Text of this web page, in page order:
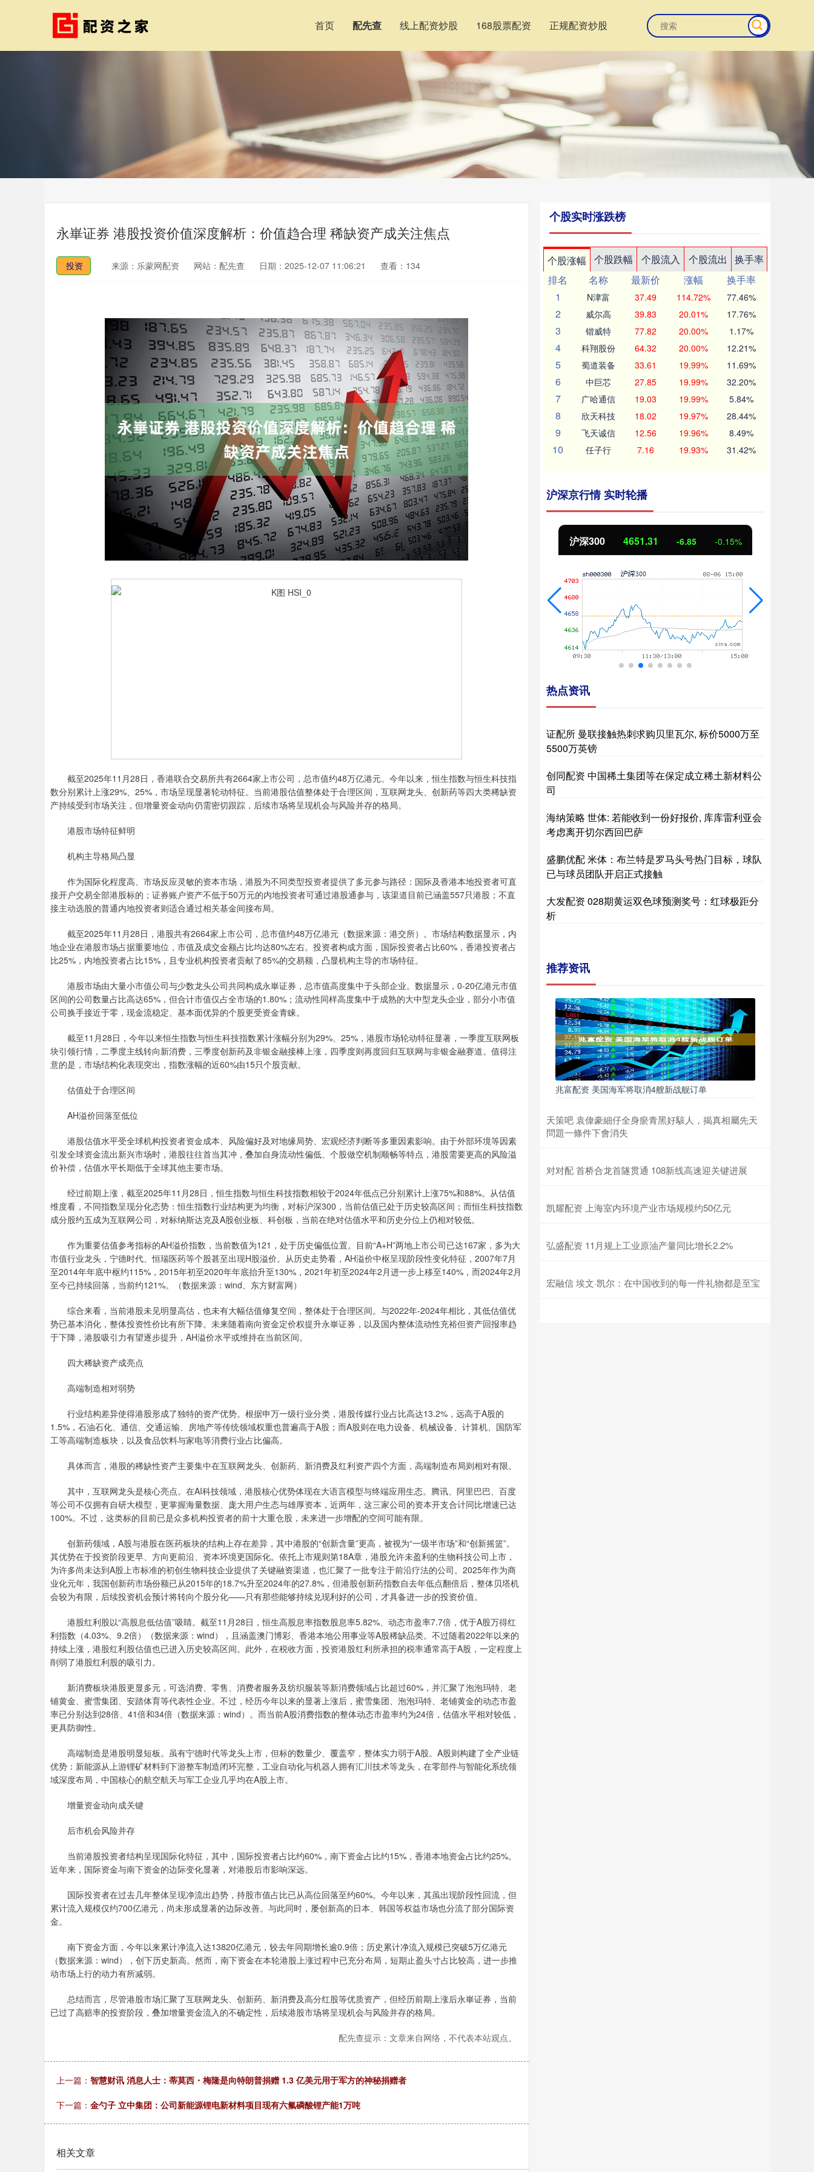
首页 配先查 线上配资炒股 168股票配资 正规配资炒股
永崋证券 港股投资价值深度解析：价值趋合理 稀缺资产成关注焦点
投资 来源：乐蒙网配资 网站：配先查 日期：2025-12-07 11:06:21 查看：134
截至2025年11月28日，香港联合交易所共有2664家上市公司，总市值约48万亿港元。今年以来，恒生指数与恒生科技指
数分别累计上涨29%、25%，市场呈现显著轮动特征。当前港股估值整体处于合理区间，互联网龙头、创新药等四大类稀缺资
产持续受到市场关注，但增量资金动向仍需密切跟踪，后续市场将呈现机会与风险并存的格局。
港股市场特征鲜明
机构主导格局凸显
作为国际化程度高、市场反应灵敏的资本市场，港股为不同类型投资者提供了多元参与路径：国际及香港本地投资者可直
接开户交易全部港股标的；证券账户资产不低于50万元的内地投资者可通过港股通参与，该渠道目前已涵盖557只港股；不直
接主动选股的普通内地投资者则适合通过相关基金间接布局。
截至2025年11月28日，港股共有2664家上市公司，总市值约48万亿港元（数据来源：港交所）。市场结构数据显示，内
地企业在港股市场占据重要地位，市值及成交金额占比均达80%左右。投资者构成方面，国际投资者占比60%，香港投资者占
比25%，内地投资者占比15%，且专业机构投资者贡献了85%的交易额，凸显机构主导的市场特征。
港股市场由大量小市值公司与少数龙头公司共同构成永崋证券，总市值高度集中于头部企业。数据显示，0-20亿港元市值
区间的公司数量占比高达65%，但合计市值仅占全市场的1.80%；流动性同样高度集中于成熟的大中型龙头企业，部分小市值
公司换手接近于零，现金流稳定、基本面优异的个股更受资金青睐。
截至11月28日，今年以来恒生指数与恒生科技指数累计涨幅分别为29%、25%，港股市场轮动特征显著，一季度互联网板
块引领行情，二季度主线转向新消费，三季度创新药及非银金融接棒上涨，四季度则再度回归互联网与非银金融赛道。值得注
意的是，市场结构化表现突出，指数涨幅的近60%由15只个股贡献。
估值处于合理区间
AH溢价回落至低位
港股估值水平受全球机构投资者资金成本、风险偏好及对地缘局势、宏观经济判断等多重因素影响。由于外部环境等因素
引发全球资金流出新兴市场时，港股往往首当其冲，叠加自身流动性偏低、个股做空机制顺畅等特点，港股需要更高的风险溢
价补偿，估值水平长期低于全球其他主要市场。
经过前期上涨，截至2025年11月28日，恒生指数与恒生科技指数相较于2024年低点已分别累计上涨75%和88%。从估值
维度看，不同指数呈现分化态势：恒生指数行业结构更为均衡，对标沪深300，当前估值已处于历史较高区间；而恒生科技指数
成分股约五成为互联网公司，对标纳斯达克及A股创业板、科创板，当前在绝对估值水平和历史分位上仍相对较低。
作为重要估值参考指标的AH溢价指数，当前数值为121，处于历史偏低位置。目前“A+H”两地上市公司已达167家，多为大
市值行业龙头，宁德时代、恒瑞医药等个股甚至出现H股溢价。从历史走势看，AH溢价中枢呈现阶段性变化特征，2007年7月
至2014年年底中枢约115%，2015年初至2020年年底抬升至130%，2021年初至2024年2月进一步上移至140%，而2024年2月
至今已持续回落，当前约121%。（数据来源：wind、东方财富网）
综合来看，当前港股未见明显高估，也未有大幅估值修复空间，整体处于合理区间。与2022年-2024年相比，其低估值优
势已基本消化，整体投资性价比有所下降。未来随着南向资金定价权提升永崋证券，以及国内整体流动性充裕但资产回报率趋
于下降，港股吸引力有望逐步提升，AH溢价水平或维持在当前区间。
四大稀缺资产成亮点
高端制造相对弱势
行业结构差异使得港股形成了独特的资产优势。根据申万一级行业分类，港股传媒行业占比高达13.2%，远高于A股的
1.5%，石油石化、通信、交通运输、房地产等传统领域权重也普遍高于A股；而A股则在电力设备、机械设备、计算机、国防军
工等高端制造板块，以及食品饮料与家电等消费行业占比偏高。
具体而言，港股的稀缺性资产主要集中在互联网龙头、创新药、新消费及红利资产四个方面，高端制造布局则相对有限。
其中，互联网龙头是核心亮点。在AI科技领域，港股核心优势体现在大语言模型与终端应用生态。腾讯、阿里巴巴、百度
等公司不仅拥有自研大模型，更掌握海量数据、庞大用户生态与雄厚资本，近两年，这三家公司的资本开支合计同比增速已达
100%。不过，这类标的目前已是众多机构投资者的前十大重仓股，未来进一步增配的空间可能有限。
创新药领域，A股与港股在医药板块的结构上存在差异，其中港股的“创新含量”更高，被视为“一级半市场”和“创新摇篮”。
其优势在于投资阶段更早、方向更前沿、资本环境更国际化。依托上市规则第18A章，港股允许未盈利的生物科技公司上市，
为许多尚未达到A股上市标准的初创生物科技企业提供了关键融资渠道，也汇聚了一批专注于前沿疗法的公司。2025年作为商
业化元年，我国创新药市场份额已从2015年的18.7%升至2024年的27.8%，但港股创新药指数自去年低点翻倍后，整体贝塔机
会较为有限，后续投资机会预计将转向个股分化——只有那些能够持续兑现利好的公司，才具备进一步的投资价值。
港股红利股以“高股息低估值”吸睛。截至11月28日，恒生高股息率指数股息率5.82%、动态市盈率7.7倍，优于A股万得红
利指数（4.03%、9.2倍）（数据来源：wind），且涵盖澳门博彩、香港本地公用事业等A股稀缺品类。不过随着2022年以来的
持续上涨，港股红利股估值也已进入历史较高区间。此外，在税收方面，投资港股红利所承担的税率通常高于A股，一定程度上
削弱了港股红利股的吸引力。
新消费板块港股更显多元，可选消费、零售、消费者服务及纺织服装等新消费领域占比超过60%，并汇聚了泡泡玛特、老
铺黄金、蜜雪集团、安踏体育等代表性企业。不过，经历今年以来的显著上涨后，蜜雪集团、泡泡玛特、老铺黄金的动态市盈
率已分别达到28倍、41倍和34倍（数据来源：wind）。而当前A股消费指数的整体动态市盈率约为24倍，估值水平相对较低，
更具防御性。
高端制造是港股明显短板。虽有宁德时代等龙头上市，但标的数量少、覆盖窄，整体实力弱于A股。A股则构建了全产业链
优势：新能源从上游锂矿材料到下游整车制造闭环完整，工业自动化与机器人拥有汇川技术等龙头，在零部件与智能化系统领
域深度布局，中国核心的航空航天与军工企业几乎均在A股上市。
增量资金动向成关键
后市机会风险并存
当前港股投资者结构呈现国际化特征，其中，国际投资者占比约60%，南下资金占比约15%，香港本地资金占比约25%。
近年来，国际资金与南下资金的边际变化显著，对港股后市影响深远。
国际投资者在过去几年整体呈现净流出趋势，持股市值占比已从高位回落至约60%。今年以来，其虽出现阶段性回流，但
累计流入规模仅约700亿港元，尚未形成显著的边际改善。与此同时，屡创新高的日本、韩国等权益市场也分流了部分国际资
金。
南下资金方面，今年以来累计净流入达13820亿港元，较去年同期增长逾0.9倍；历史累计净流入规模已突破5万亿港元
（数据来源：wind），创下历史新高。然而，南下资金在本轮港股上涨过程中已充分布局，短期止盈头寸占比较高，进一步推
动市场上行的动力有所减弱。
总结而言，尽管港股市场汇聚了互联网龙头、创新药、新消费及高分红股等优质资产，但经历前期上涨后永崋证券，当前
已过了高赔率的投资阶段，叠加增量资金流入的不确定性，后续港股市场将呈现机会与风险并存的格局。
配先查提示：文章来自网络，不代表本站观点。
上一篇： 智慧财讯 消息人士：蒂莫西・梅隆是向特朗普捐赠 1.3 亿美元用于军方的神秘捐赠者
下一篇： 金勺子 立中集团：公司新能源锂电新材料项目现有六氟磷酸锂产能1万吨
相关文章
个股实时涨跌榜
个股涨幅 个股跌幅 个股流入 个股流出
换手率
排名
名称 最新价 涨幅
换手率
1
N津富 37.49 114.72% 77.46%
2 威尔高 39.83 20.01% 17.76%
3 锴威特 77.82 20.00% 1.17%
4 科翔股份 64.32 20.00% 12.21%
5 蜀道装备 33.61 19.99% 11.69%
6 中巨芯 27.85 19.99% 32.20%
7 广哈通信 19.03 19.99% 5.84%
8 欣天科技 18.02 19.97% 28.44%
9 飞天诚信 12.56 19.96% 8.49%
10 任子行 7.16 19.93% 31.42%
沪深京行情 实时轮播
-34.08 -0.24% 沪深300 4651.31 -6.85 北证50 1122.88 3.42 0.30%
热点资讯
证配所 曼联接触热刺求购贝里瓦尔, 标价5000万至
5500万英镑
创同配资 中国稀土集团等在保定成立稀土新材料公
司
海纳策略 世体: 若能收到一份好报价, 库库雷利亚会
考虑离开切尔西回巴萨
盛鹏优配 米体：布兰特是罗马头号热门目标，球队
已与球员团队开启正式接触
大发配资 028期黄运双色球预测奖号：红球极距分
析
推荐资讯
兆富配资 美国海军将取消4艘新战舰订单
天策吧 袁偉豪細仔全身瘀青黑好駭人，揭真相屬先天
問題一條件下會消失
对对配 首桥合龙首隧贯通 108新线高速迎关键进展
凯耀配资 上海室内环境产业市场规模约50亿元
弘盛配资 11月规上工业原油产量同比增长2.2%
宏融信 埃文·凯尔：在中国收到的每一件礼物都是至宝